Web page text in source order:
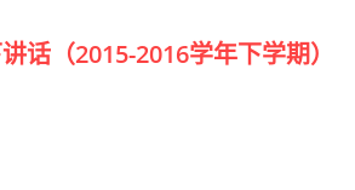
话（2015-2016学年下学期）